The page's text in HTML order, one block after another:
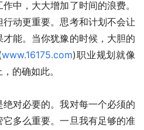
中，大大增加了时间的浪费。
动更重要。思考和计划不会让
能。当你犹豫的时候，大胆的
www.16175.com)职业规划就像
的确如此。
对必要的。我对每一个必须的
多么重要。一旦我有足够的准